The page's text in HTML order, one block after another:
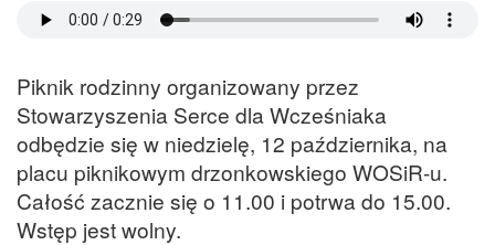
Piknik rodzinny organizowany przez
Stowarzyszenia Serce dla Wcześniaka
odbędzie się w niedzielę, 12 października, na
placu piknikowym drzonkowskiego WOSiR-u.
Całość zacznie się o 11.00 i potrwa do 15.00.
Wstęp jest wolny.